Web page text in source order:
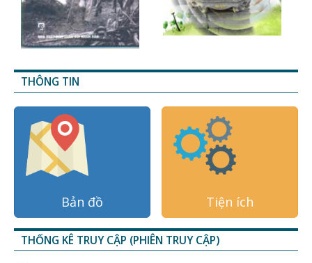
THÔNG TIN
Bản đồ Tiện ích
THỐNG KÊ TRUY CẬP (PHIÊN TRUY CẬP)